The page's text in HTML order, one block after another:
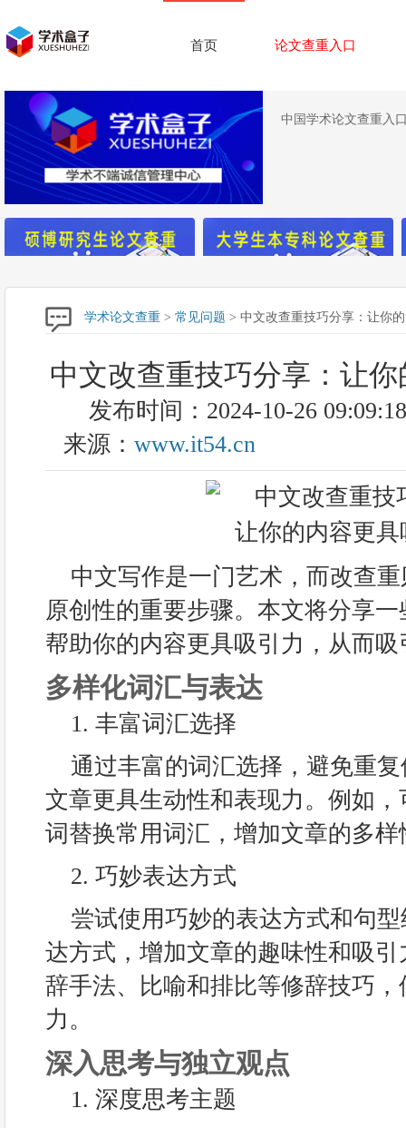
首页 论文查重入口
中国学术论文查重入
学术论文查重 > 常见问题 > 中文改查重技巧分享：让你
中文改查重技巧分享：让
发布时间：2024-10-26 09:09:18
来源： www.it54.cn
中文写作是一门艺术，而改查
原创性的重要步骤。本文将分享
帮助你的内容更具吸引力，从而
多样化词汇与表达
1. 丰富词汇选择
通过丰富的词汇选择，避免重
文章更具生动性和表现力。例如
词替换常用词汇，增加文章的多
2. 巧妙表达方式
尝试使用巧妙的表达方式和句
达方式，增加文章的趣味性和吸
辞手法、比喻和排比等修辞技巧
力。
深入思考与独立观点
1. 深度思考主题